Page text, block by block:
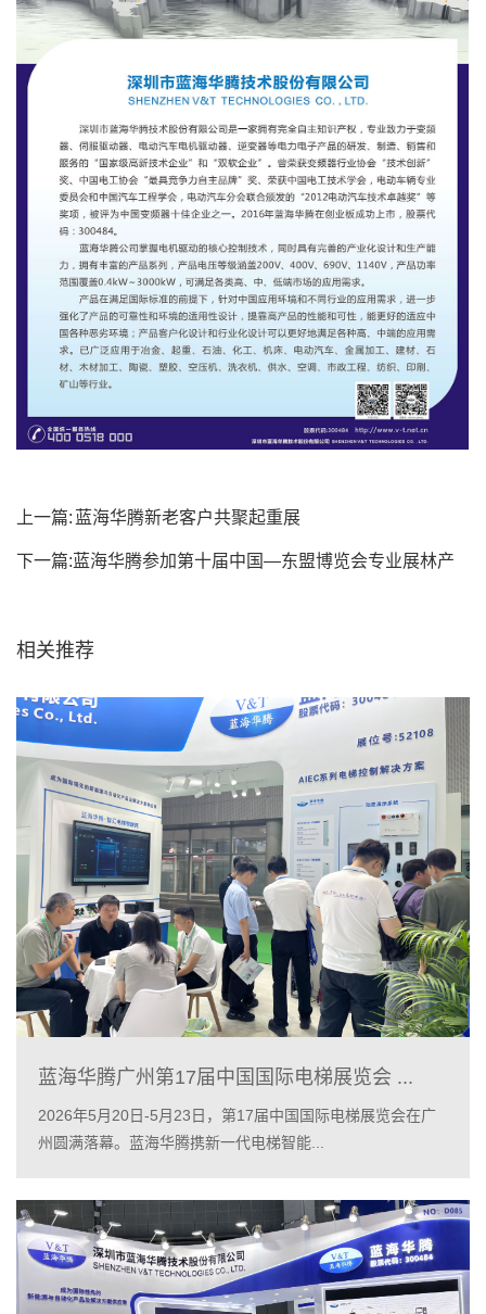
上一篇: 蓝海华腾新老客户共聚起重展
下一篇:蓝海华腾参加第十届中国—东盟博览会专业展林产
相关推荐
蓝海华腾广州第17届中国国际电梯展览会 ...
2026年5月20日-5月23日，第17届中国国际电梯展览会在广
州圆满落幕。蓝海华腾携新一代电梯智能...